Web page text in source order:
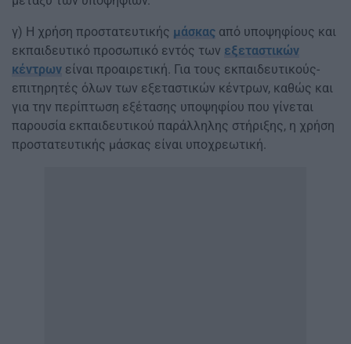
γ) Η χρήση προστατευτικής μάσκας από υποψηφίους και
εκπαιδευτικό προσωπικό εντός των εξεταστικών
κέντρων είναι προαιρετική. Για τους εκπαιδευτικούς-
επιτηρητές όλων των εξεταστικών κέντρων, καθώς και
για την περίπτωση εξέτασης υποψηφίου που γίνεται
παρουσία εκπαιδευτικού παράλληλης στήριξης, η χρήση
προστατευτικής μάσκας είναι υποχρεωτική.